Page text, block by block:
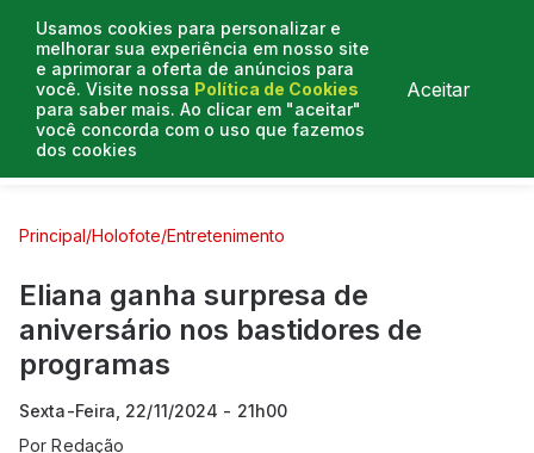
Usamos cookies para personalizar e
melhorar sua experiência em nosso site
e aprimorar a oferta de anúncios para
você. Visite nossa Política de Cookies
para saber mais. Ao clicar em "aceitar"
você concorda com o uso que fazemos
dos cookies
Aceitar
Curtas e Venenosas
Principal/Holofote/Entretenimento
Eliana ganha surpresa de
aniversário nos bastidores de
programas
Sexta-Feira, 22/11/2024 - 21h00
PorRedação